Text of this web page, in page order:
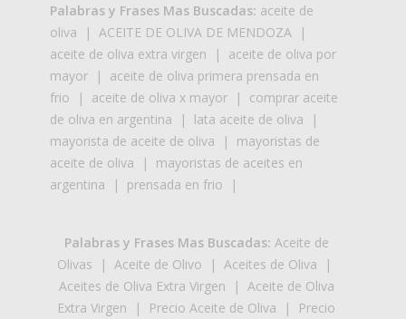
Palabras y Frases Mas Buscadas: aceite de
oliva | ACEITE DE OLIVA DE MENDOZA |
aceite de oliva extra virgen | aceite de oliva por
mayor | aceite de oliva primera prensada en
frio | aceite de oliva x mayor | comprar aceite
de oliva en argentina | lata aceite de oliva |
mayorista de aceite de oliva | mayoristas de
aceite de oliva | mayoristas de aceites en
argentina | prensada en frio |
Palabras y Frases Mas Buscadas: Aceite de
Olivas | Aceite de Olivo | Aceites de Oliva |
Aceites de Oliva Extra Virgen | Aceite de Oliva
Extra Virgen | Precio Aceite de Oliva |
Precio